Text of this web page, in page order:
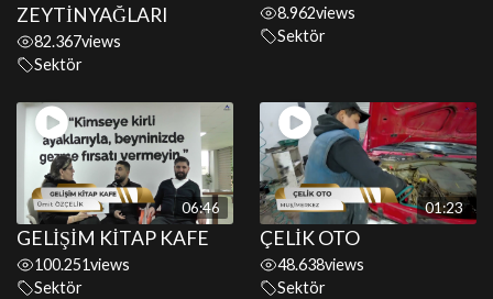
ZEYTİNYAĞLARI
82.367views
Sektör
8.962views
Sektör
06:46
GELİŞİM KİTAP KAFE
100.251views
Sektör
01:23
ÇELİK OTO
48.638views
Sektör